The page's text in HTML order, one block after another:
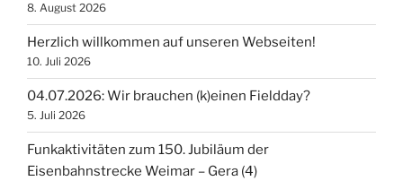
8. August 2026
Herzlich willkommen auf unseren Webseiten!
10. Juli 2026
04.07.2026: Wir brauchen (k)einen Fieldday?
5. Juli 2026
Funkaktivitäten zum 150. Jubiläum der
Eisenbahnstrecke Weimar – Gera (4)